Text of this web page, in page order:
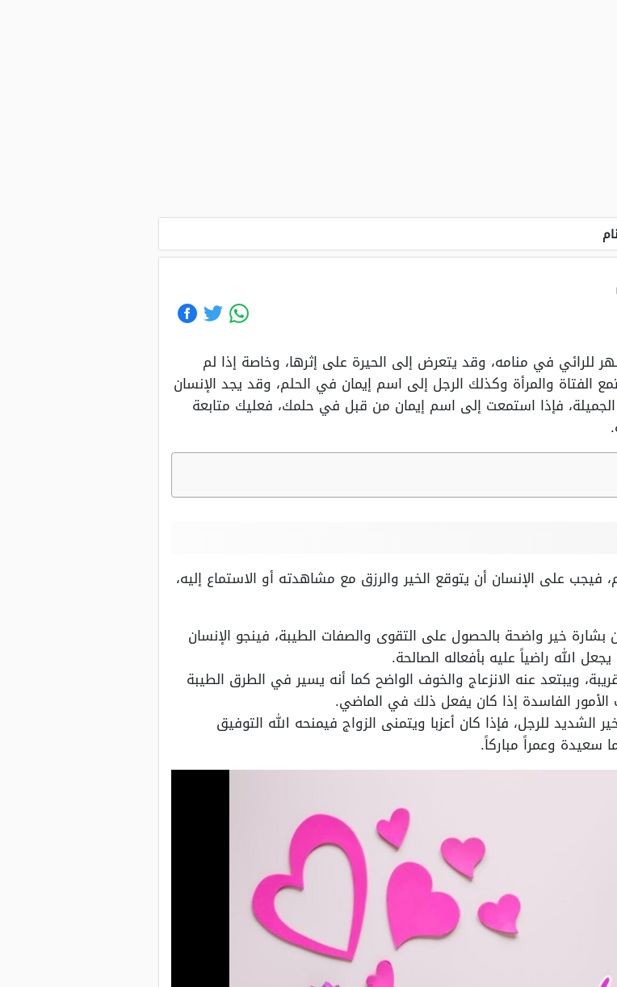
للرائي في منامه، وقد يتعرض إلى الحيرة على إثرها، وخاصة إذا لم
والمرأة وكذلك الرجل إلى اسم إيمان في الحلم، وقد يجد الإنسان
الجميلة، فإذا استمعت إلى اسم إيمان من قبل في حلمك، فعليك متابعة
على الإنسان أن يتوقع الخير والرزق مع مشاهدته أو الاستماع إليه،
خير واضحة بالحصول على التقوى والصفات الطيبة، فينجو الإنسان
الله راضياً عليه بأفعاله الصالحة.
ويبتعد عنه الانزعاج والخوف الواضح كما أنه يسير في الطرق الطيبة
الفاسدة إذا كان يفعل ذلك في الماضي.
الشديد للرجل، فإذا كان أعزبا ويتمنى الزواج فيمنحه الله التوفيق
سعيدة وعمراً مباركاً.